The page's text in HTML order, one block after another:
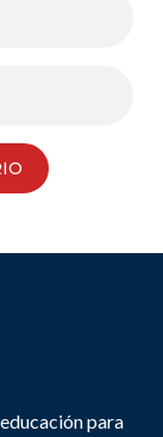
para